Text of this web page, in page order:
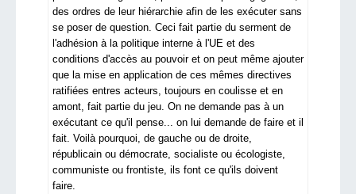
des ordres de leur hiérarchie afin de les exécuter sans
se poser de question. Ceci fait partie du serment de
l'adhésion à la politique interne à l'UE et des
conditions d'accès au pouvoir et on peut même ajouter
que la mise en application de ces mêmes directives
ratifiées entres acteurs, toujours en coulisse et en
amont, fait partie du jeu. On ne demande pas à un
exécutant ce qu'il pense... on lui demande de faire et il
fait. Voilà pourquoi, de gauche ou de droite,
républicain ou démocrate, socialiste ou écologiste,
communiste ou frontiste, ils font ce qu'ils doivent
faire.